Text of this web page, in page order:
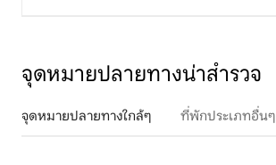
จุดหมายปลายทางน่าสำรวจ
จุดหมายปลายทางใกล้ๆ ที่พักประเภทอื่นๆ